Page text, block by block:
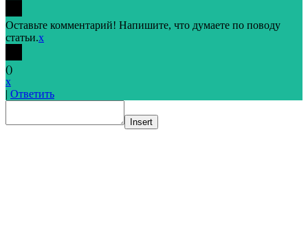
Оставьте комментарий! Напишите, что думаете по поводу
статьи.x
()
x
| Ответить
Insert